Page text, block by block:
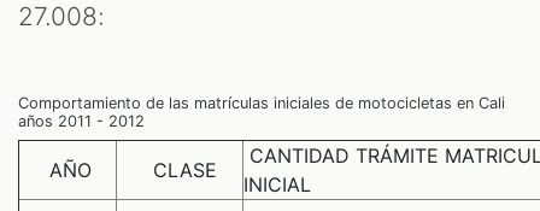
27.008:
Comportamiento de las matrículas iniciales de motocicletas en Cali
años 2011 - 2012
AÑO CLASE
CANTIDAD TRÁMITE
INICIAL